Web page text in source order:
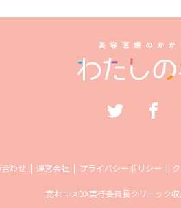
わせ 運営会社 プライバシーポリシー
売れコスDX実行委員長クリニック